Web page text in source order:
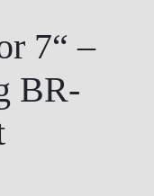
7“ –
BR-